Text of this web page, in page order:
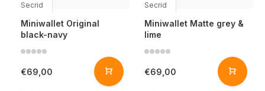
Secrid
Miniwallet Original
black-navy
€69,00
Secrid
Miniwallet Matte grey &
lime
€69,00